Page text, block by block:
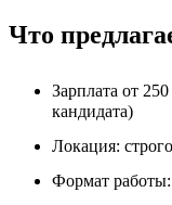
Что
Зарплата от
кандидата)
Локация:
Формат